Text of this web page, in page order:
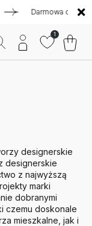
Darmowa dostawa
1
designerskie
designerskie
z najwyższą
marki
dobranymi
czemu doskonale
mieszkalne, jak i